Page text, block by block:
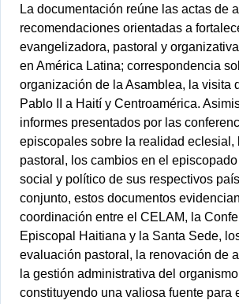
La documentación reúne las actas de
recomendaciones orientadas a
evangelizadora, pastoral y
en América Latina; correspondencia
organización de la Asamblea, la visita
Pablo II a Haití y Centroamérica.
informes presentados por las
episcopales sobre la realidad eclesial,
pastoral, los cambios en el
social y político de sus respectivos
conjunto, estos documentos
coordinación entre el CELAM, la
Episcopal Haitiana y la Santa Sede,
evaluación pastoral, la renovación de
la gestión administrativa del
constituyendo una valiosa fuente para